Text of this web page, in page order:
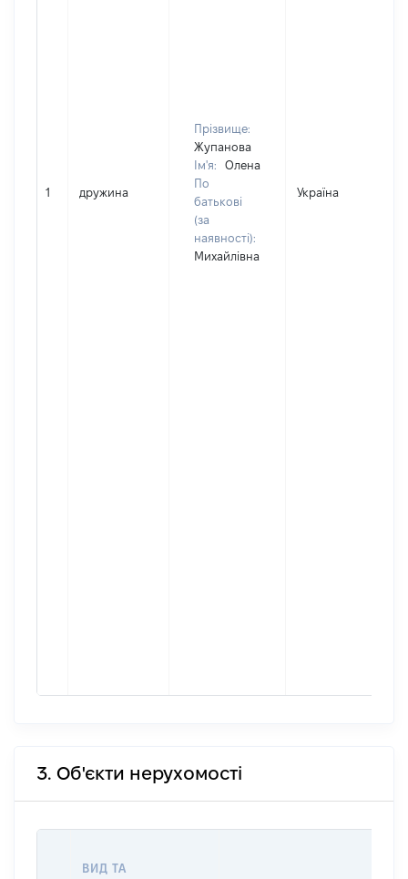
1 дружина
Прізвище:
Жупанова
Ім'я:
Олена
По
батькові
(за
наявності):
Михайлівна
Україна
3. Об'єкти нерухомості
ВИД ТА